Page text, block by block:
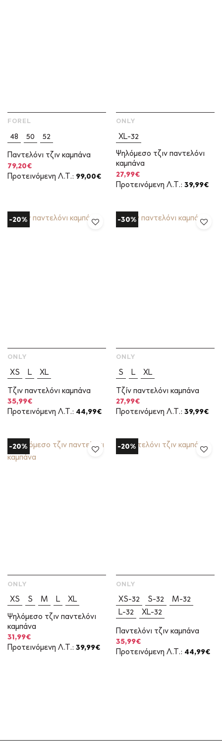
48 50
52
Παντελόνι τζιν καμπάνα
FOREL
Original
price
was:
79,20€Η
τρέχουσα
τιμή
Προτεινόμενη Λ.Τ.: 99,00€
XL-32
Ψηλόμεσο τζιν παντελόνι
καμπάνα
ONLY
Original
price
was:
27,99€Η
τρέχουσα
τιμή
Προτεινόμενη Λ.Τ.: 39,99€
-20%
XS L
XL
Τζιν παντελόνι καμπάνα
ONLY
Original
price
was:
35,99€Η
τρέχουσα
τιμή
Προτεινόμενη Λ.Τ.: 44,99€
-30%
S L
XL
Τζίν παντελόνι καμπάνα
ONLY
Original
price
was:
27,99€Η
τρέχουσα
τιμή
Προτεινόμενη Λ.Τ.: 39,99€
-20%
XS S M L
XL
Ψηλόμεσο τζιν παντελόνι
καμπάνα
ONLY
Original
price
was:
31,99€Η
τρέχουσα
τιμή
Προτεινόμενη Λ.Τ.: 39,99€
-20%
XS-32 S-32
M-32
L-32
XL-32
Παντελόνι τζιν καμπάνα
ONLY
Original
price
was:
35,99€Η
τρέχουσα
τιμή
Προτεινόμενη Λ.Τ.: 44,99€